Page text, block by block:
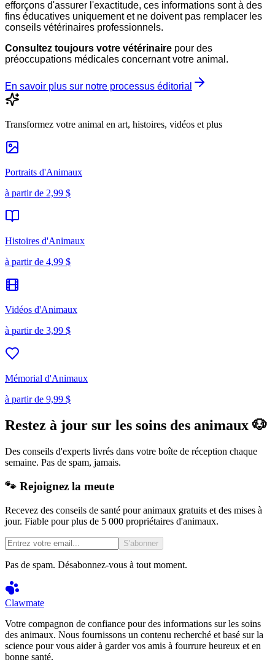
efforçons d'assurer l'exactitude, ces informations sont à des
fins éducatives uniquement et ne doivent pas remplacer les
conseils vétérinaires professionnels.
Consultez toujours votre vétérinaire pour des
préoccupations médicales concernant votre animal.
En savoir plus sur notre processus éditorial
Transformez votre animal en art, histoires, vidéos et plus
Portraits d'Animaux
à partir de 2,99 $
Histoires d'Animaux
à partir de 4,99 $
Vidéos d'Animaux
à partir de 3,99 $
Mémorial d'Animaux
à partir de 9,99 $
Restez à jour sur les soins des animaux 🐶
Des conseils d'experts livrés dans votre boîte de réception chaque
semaine. Pas de spam, jamais.
🐾 Rejoignez la meute
Recevez des conseils de santé pour animaux gratuits et des mises à
jour. Fiable pour plus de 5 000 propriétaires d'animaux.
S'abonner
Pas de spam. Désabonnez-vous à tout moment.
Clawmate
Votre compagnon de confiance pour des informations sur les soins
des animaux. Nous fournissons un contenu recherché et basé sur la
science pour vous aider à garder vos amis à fourrure heureux et en
bonne santé.